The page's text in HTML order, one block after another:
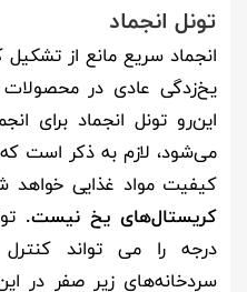
تونل انجماد
انجماد سریع مانع از
یخ‌زدگی عادی در
این‌رو تونل انجماد برای
می‌شود، لازم به ذکر است
کیفیت مواد غذایی خواهد
کریستال‌های یخ نیست.
درجه را می تواند
سردخانه‌های زیر صفر در